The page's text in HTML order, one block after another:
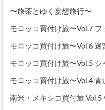
〜旅茶とゆく妄想旅行
モロッコ買付け旅〜Vol.7
モロッコ買付け旅〜Vol.6
モロッコ買付け旅〜Vol.5
モロッコ買付け旅〜Vol.4
南米・メキシコ買付旅